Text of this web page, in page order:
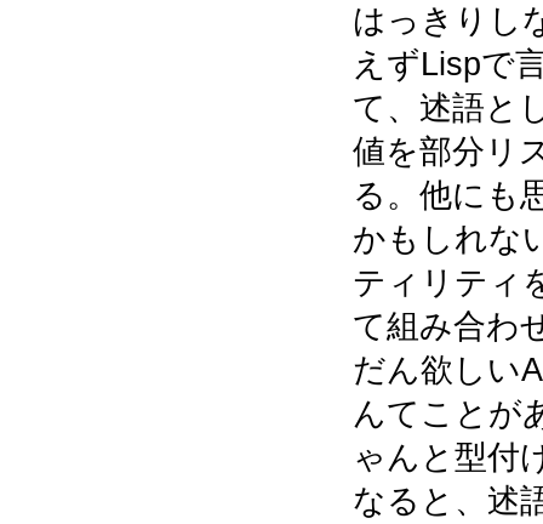
はっきりし
えずLispで
て、述語と
値を部分リ
る。他にも
かもしれな
ティリティ
て組み合わ
だん欲しい
んてことが
ゃんと型付
なると、述